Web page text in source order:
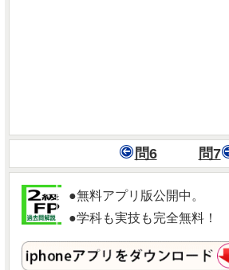
問6 問7
●無料アプリ版公開中。
●学科も実技も完全無料！